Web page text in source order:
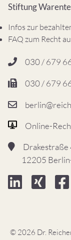
Stiftung
Infos zur
FAQ zum Recht
030 / 679
030 / 679
Online-
Drakestraße
12205
© 2026 Dr.